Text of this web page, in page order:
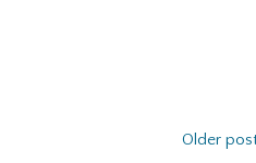
Older